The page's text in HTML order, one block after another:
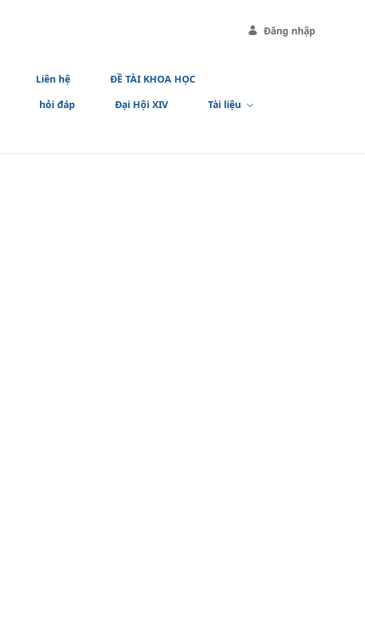
Đăng nhập
Liên hệ
ĐỀ TÀI KHOA HỌC
hỏi đáp Đại Hội XIV
Tài liệu